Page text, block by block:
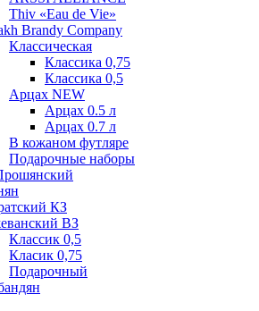
Thiv «Eau de Vie»
Brandy Company
Классическая
Классика 0,75
Классика 0,5
Арцах NEW
Арцах 0.5 л
Арцах 0.7 л
В кожаном футляре
Подарочные наборы
КЗ
ВЗ
Классик 0,5
Класик 0,75
Подарочный